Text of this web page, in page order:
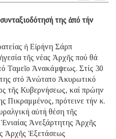
της ἀπό τήν
ἡ Εἰρήνη Σάρπ
τῆς νέας Ἀρχῆς πού θά
Ταμεῖο Ἀνακάμψεως. Στίς 30
στό Ἀνώτατο Ἀκυρωτικό
τῆς Κυβερνήσεως, καί πρώην
Πικραμμένος, πρότεινε τήν κ.
αὐτή θέση τῆς
Ἀνεξάρτητης Ἀρχῆς
Ἀρχῆς Ἐξετάσεως